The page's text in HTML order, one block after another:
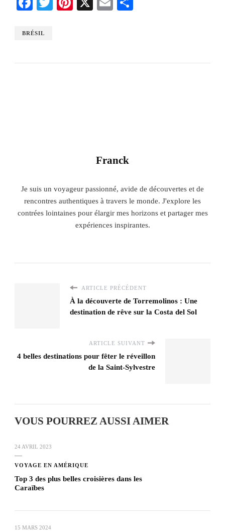
BRÉSIL
Franck
Je suis un voyageur passionné, avide de découvertes et de
rencontres authentiques à travers le monde. J'explore les
contrées lointaines pour élargir mes horizons et partager mes
expériences inspirantes.
ARTICLE PRÉCÉDENT
À la découverte de Torremolinos : Une
destination de rêve sur la Costa del Sol
ARTICLE SUIVANT
4 belles destinations pour fêter le réveillon
de la Saint-Sylvestre
VOUS POURREZ AUSSI AIMER
24 AVRIL 2023
VOYAGE EN AMÉRIQUE
Top 3 des plus belles croisières dans les
Caraïbes
15 MARS 2024